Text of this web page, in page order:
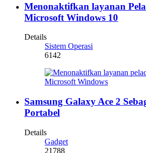
Menonaktifkan layanan
Microsoft Windows 10
Details
Sistem Operasi
6142
Samsung Galaxy Ace 2
Portabel
Details
Gadget
21788